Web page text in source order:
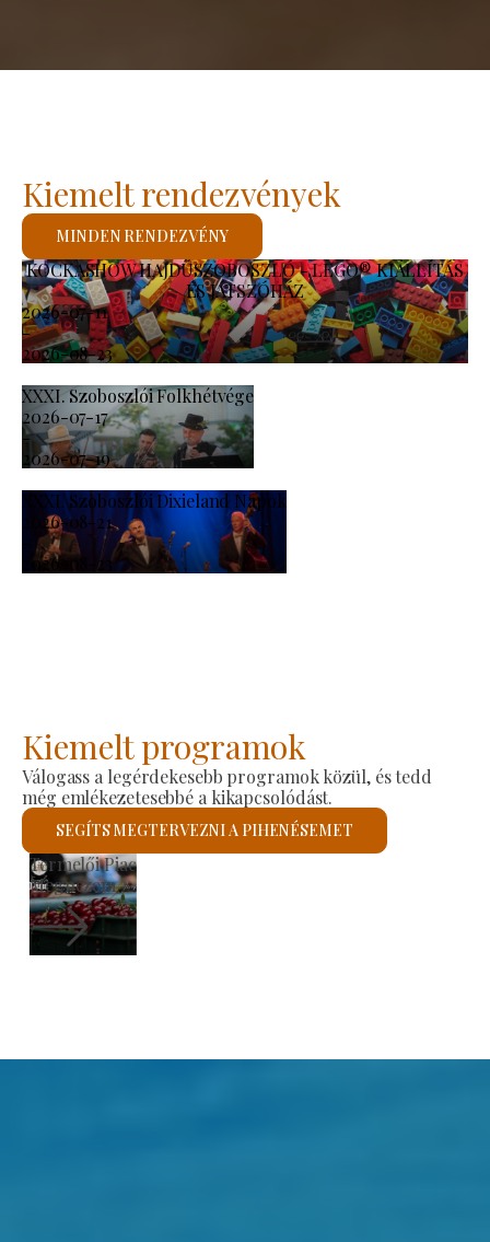
KOCKASHOW HAJDÚSZOBOSZLÓ - LEGO® KIÁLLÍTÁS
ÉS JÁTSZÓHÁZ
2026-07-11
-
2026-08-23
XXXI. Szoboszlói Folkhétvége
2026-07-17
-
2026-07-19
XXXI. Szoboszlói Dixieland Napok
2026-08-21
-
2026-08-23
Kiemelt rendezvények
MINDEN RENDEZVÉNY
Kiemelt programok
Válogass a legérdekesebb programok közül, és tedd
még emlékezetesebbé a kikapcsolódást.
SEGÍTS MEGTERVEZNI A PIHENÉSEMET
Szent László Római Katolikus Templom
Megnézem